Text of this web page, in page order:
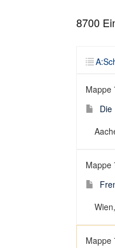
8700
Mappe
Die
Mappe
Mappe